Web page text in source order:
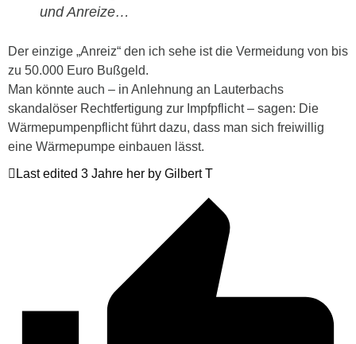
und Anreize…
Der einzige „Anreiz“ den ich sehe ist die Vermeidung von bis
zu 50.000 Euro Bußgeld.
Man könnte auch – in Anlehnung an Lauterbachs
skandalöser Rechtfertigung zur Impfpflicht – sagen: Die
Wärmepumpenpflicht führt dazu, dass man sich freiwillig
eine Wärmepumpe einbauen lässt.
Last edited 3 Jahre her by Gilbert T